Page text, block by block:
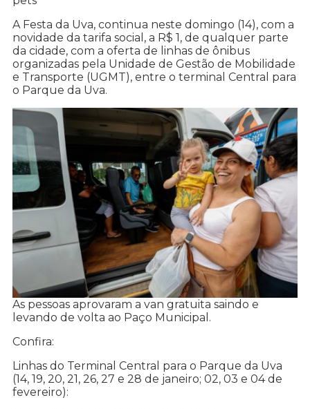
A Festa da Uva, continua neste domingo (14), com a
novidade da tarifa social, a R$ 1, de qualquer parte
da cidade, com a oferta de linhas de ônibus
organizadas pela Unidade de Gestão de Mobilidade
e Transporte (UGMT), entre o terminal Central para
o Parque da Uva.
As pessoas aprovaram a van gratuita saindo e
levando de volta ao Paço Municipal.
Confira:
Linhas do Terminal Central para o Parque da Uva
(14, 19, 20, 21, 26, 27 e 28 de janeiro; 02, 03 e 04 de
fevereiro):